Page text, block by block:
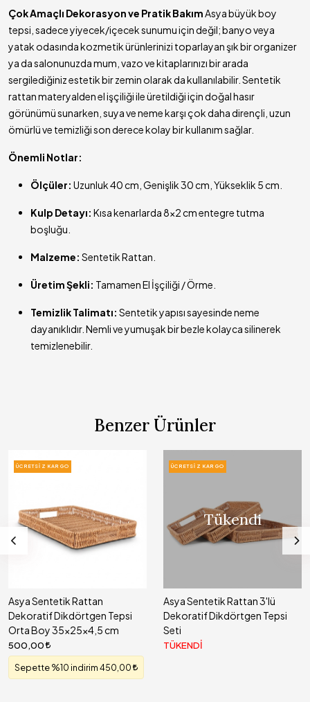
Çok Amaçlı Dekorasyon ve Pratik BakımAsya büyük boy
tepsi, sadece yiyecek/içecek sunumu için değil; banyo veya
yatak odasında kozmetik ürünlerinizi toparlayan şık bir organizer
ya da salonunuzda mum, vazo ve kitaplarınızı bir arada
sergilediğiniz estetik bir zemin olarak da kullanılabilir. Sentetik
rattan materyalden el işçiliği ile üretildiği için doğal hasır
görünümü sunarken, suya ve neme karşı çok daha dirençli, uzun
ömürlü ve temizliği son derece kolay bir kullanım sağlar.
Önemli Notlar:
Ölçüler: Uzunluk 40 cm, Genişlik 30 cm, Yükseklik 5 cm.
Kulp Detayı: Kısa kenarlarda 8x2 cm entegre tutma
boşluğu.
Malzeme: Sentetik Rattan.
Üretim Şekli: Tamamen El İşçiliği / Örme.
Temizlik Talimatı: Sentetik yapısı sayesinde neme
dayanıklıdır. Nemli ve yumuşak bir bezle kolayca silinerek
temizlenebilir.
Benzer Ürünler
ÜCRETSIZ KARGO
Asya Sentetik Rattan
Dekoratif Dikdörtgen Tepsi
Orta Boy 35x25x4,5 cm
500,00
Sepette %10 indirim 450,00
Tükendi
ÜCRETSIZ KARGO
Asya Sentetik Rattan 3'lü
Dekoratif Dikdörtgen Tepsi
Seti
TÜKENDİ